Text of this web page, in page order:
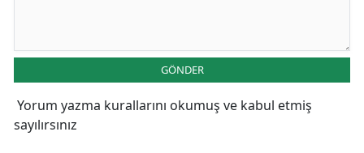
GÖNDER
Yorum yazma kurallarını okumuş ve kabul etmiş
sayılırsınız